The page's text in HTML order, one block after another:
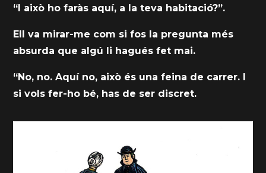
“I això ho faràs aquí, a la teva habitació?”.
Ell va mirar-me com si fos la pregunta més
absurda que algú li hagués fet mai.
“No, no. Aquí no, això és una feina de carrer. I
si vols fer-ho bé, has de ser discret.